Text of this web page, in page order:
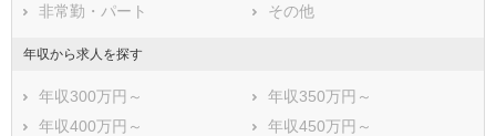
非常勤・パート
その他
年収から求人を探す
年収300万円～
年収350万円～
年収400万円～
年収450万円～